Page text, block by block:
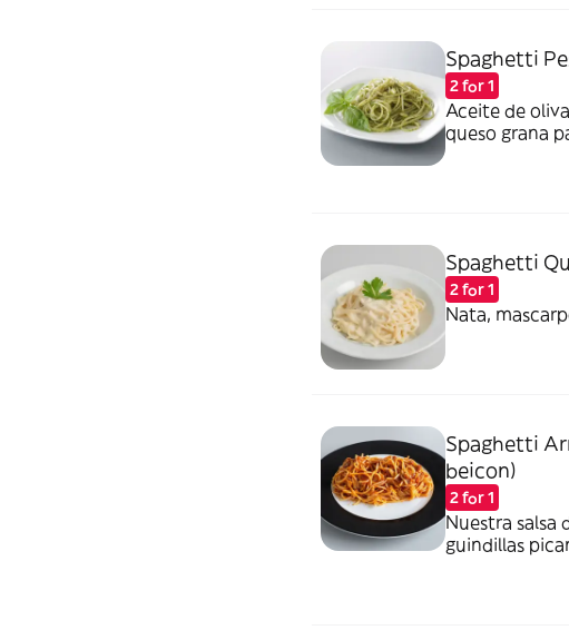
Spaghetti
2 for 1
Aceite de
queso grana
Spaghetti
2 for 1
Spaghetti
beicon)
2 for 1
Nuestra salsa
guindillas